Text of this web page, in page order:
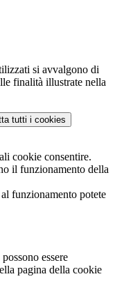
si avvalgono di
finalità illustrate nella
tutti i cookies
cookie consentire.
il funzionamento della
funzionamento potete
essere
pagina della cookie